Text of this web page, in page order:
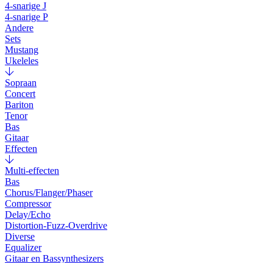
4-snarige J
4-snarige P
Andere
Sets
Mustang
Ukeleles
Sopraan
Concert
Bariton
Tenor
Bas
Gitaar
Effecten
Multi-effecten
Bas
Chorus/Flanger/Phaser
Compressor
Delay/Echo
Distortion-Fuzz-Overdrive
Diverse
Equalizer
Gitaar en Bassynthesizers